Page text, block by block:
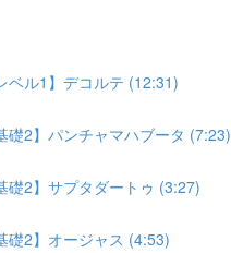
ベル1】デコルテ (12:31)
礎2】パンチャマハブータ (7:23)
礎2】サプタダートゥ (3:27)
礎2】オージャス (4:53)